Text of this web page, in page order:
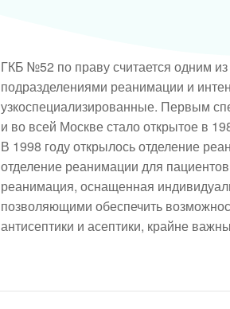
ГКБ №52 по праву считается одним
подразделениями реанимации и
узкоспециализированные. Первым
и во всей Москве стало открытое в
В 1998 году открылось отделение
отделение реанимации для
реанимация, оснащенная
позволяющими обеспечить
антисептики и асептики, крайне